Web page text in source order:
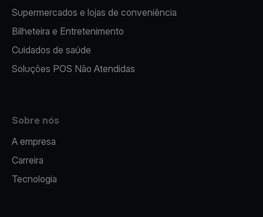
Supermercados e lojas de conveniência
Bilheteira e Entretenimento
Cuidados de saúde
Soluções POS Não Atendidas
Sobre nós
A empresa
Carreira
Tecnologia